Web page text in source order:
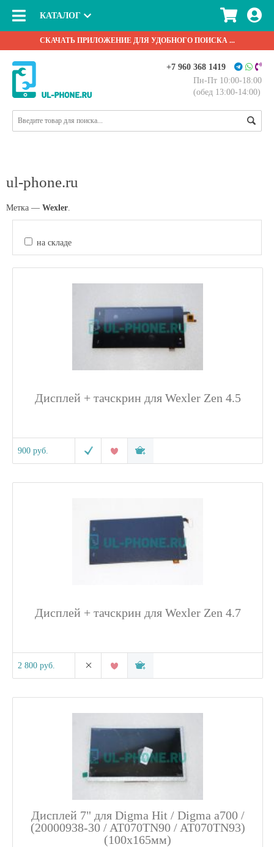
СКАЧАТЬ ПРИЛОЖЕНИЕ ДЛЯ УДОБНОГО ПОИСКА ...
+7 960 368 1419
Пн-Пт 10:00-18:00
(обед 13:00-14:00)
КАТАЛОГ
ul-phone.ru
Метка — Wexler.
на складе
Дисплей + тачскрин для Wexler Zen 4.5
900 руб.
Дисплей + тачскрин для Wexler Zen 4.7
2 800 руб.
Дисплей 7" для Digma Hit / Digma a700 /
(20000938-30 / AT070TN90 / AT070TN93)
(100х165мм)